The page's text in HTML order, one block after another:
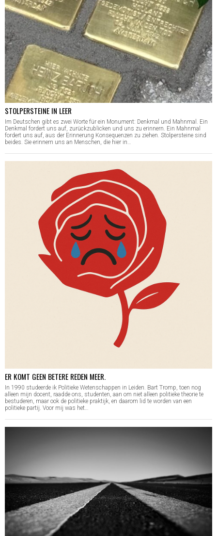
STOLPERSTEINE IN LEER
Im Deutschen gibt es zwei Worte für ein Monument: Denkmal und Mahnmal. Ein
Denkmal fordert uns auf, zurückzublicken und uns zu erinnern. Ein Mahnmal
fordert uns auf, aus der Erinnerung Konsequenzen zu ziehen. Stolpersteine sind
beides. Sie erinnern uns an Menschen, die hier in…
ER KOMT GEEN BETERE REDEN MEER.
In 1990 studeerde ik Politieke Wetenschappen in Leiden. Bart Tromp, toen nog
alleen mijn docent, raadde ons, studenten, aan om niet alleen politieke theorie te
bestuderen, maar ook de politieke praktijk, en daarom lid te worden van een
politieke partij. Voor mij was het…